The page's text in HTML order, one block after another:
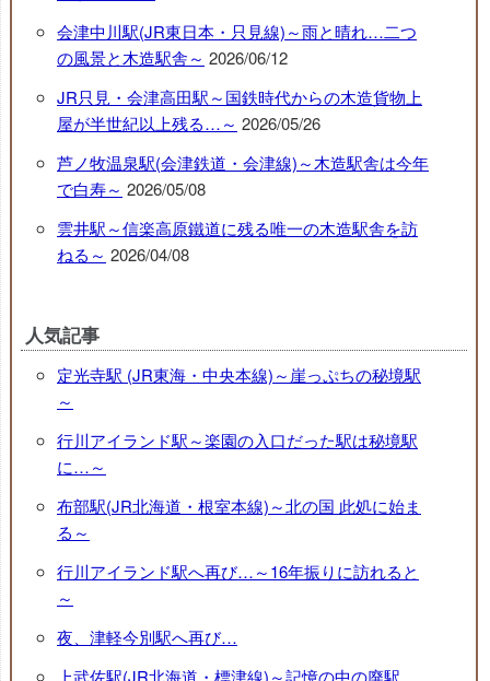
会津中川駅(JR東日本・只見線)～雨と晴れ…二つ
の風景と木造駅舎～ 2026/06/12
JR只見・会津高田駅～国鉄時代からの木造貨物上
屋が半世紀以上残る…～ 2026/05/26
芦ノ牧温泉駅(会津鉄道・会津線)～木造駅舎は今年
で白寿～ 2026/05/08
雲井駅～信楽高原鐵道に残る唯一の木造駅舎を訪
ねる～ 2026/04/08
人気記事
定光寺駅 (JR東海・中央本線)～崖っぷちの秘境駅
～
行川アイランド駅～楽園の入口だった駅は秘境駅
に…～
布部駅(JR北海道・根室本線)～北の国 此処に始ま
る～
行川アイランド駅へ再び…～16年振りに訪れると
～
夜、津軽今別駅へ再び…
上武佐駅(JR北海道・標津線)～記憶の中の廃駅